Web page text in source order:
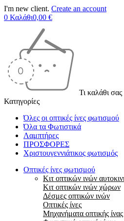
I'm new client. Create an account
0 Καλάθι0,00 €
Τι καλάθι σας
Κατηγορίες
Όλες οι οπτικές ίνες φωτισμού
Όλα τα Φωτιστικά
Λαμπτήρες
ΠΡΟΣΦΟΡΕΣ
Χριστουγεννιάτικος φωτισμός
Οπτικές ίνες φωτισμού
Κιτ οπτικών ινών
Κιτ οπτικών ινών χώρων
Δέσμες οπτικών ινών
Οπτικές ίνες
Μηχανήματα οπτικής ίνας